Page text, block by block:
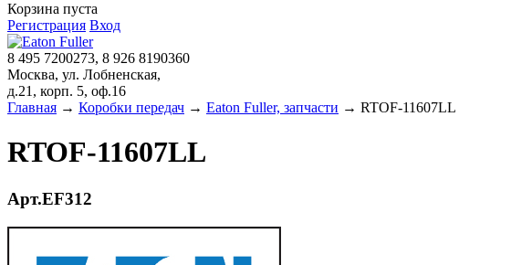
Корзина пуста
Регистрация Вход
8 495 7200273, 8 926 8190360
Москва, ул. Лобненская,
д.21, корп. 5, оф.16
Главная → Коробки передач → Eaton Fuller, запчасти → RTOF-11607LL
RTOF-11607LL
Арт.EF312